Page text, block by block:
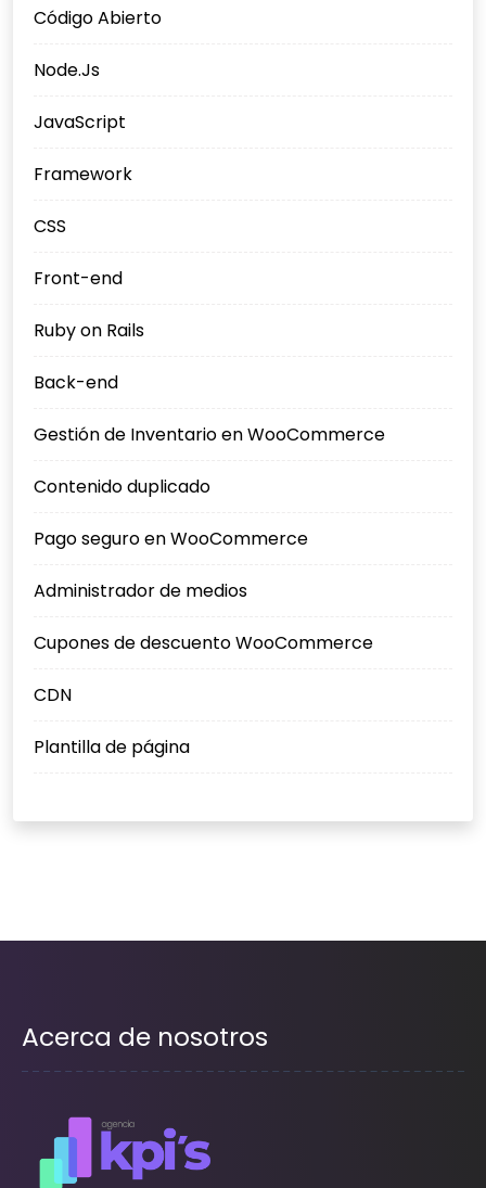
Código Abierto
Node.Js
JavaScript
Framework
CSS
Front-end
Ruby on Rails
Back-end
Gestión de Inventario en WooCommerce
Contenido duplicado
Pago seguro en WooCommerce
Administrador de medios
Cupones de descuento WooCommerce
CDN
Plantilla de página
Acerca de nosotros